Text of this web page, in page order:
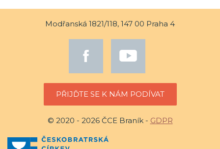
Modřanská 1821/118, 147 00 Praha 4
PŘIJĎTE SE K NÁM PODÍVAT
© 2020 - 2026 ČCE Braník - GDPR